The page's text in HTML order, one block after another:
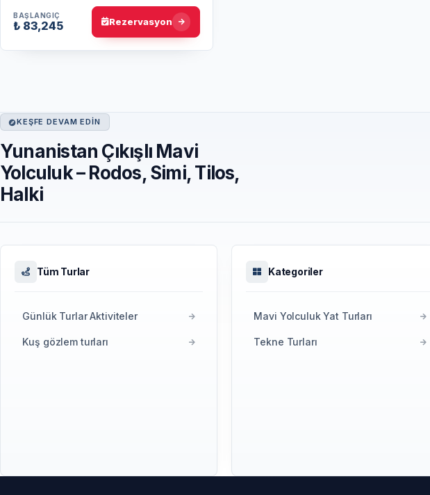
unutulmaz bir tatil siz…
BAŞLANGIÇ
₺ 83,245 Rezervasyon
KEŞFE DEVAM EDIN
Yunanistan Çıkışlı Mavi
Yolculuk – Rodos, Simi, Tilos,
Halki
Tüm Turlar
Günlük Turlar Aktiviteler
Kuş gözlem turları
Kategoriler
Mavi Yolculuk Yat Turları
Tekne Turları